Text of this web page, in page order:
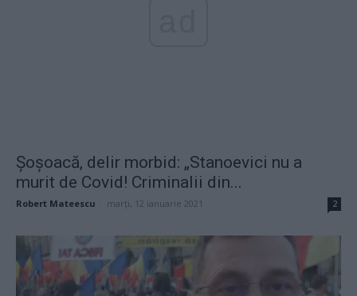
Șoșoacă, delir morbid: „Stanoevici nu a
murit de Covid! Criminalii din...
Robert Mateescu marți, 12 ianuarie 2021 2